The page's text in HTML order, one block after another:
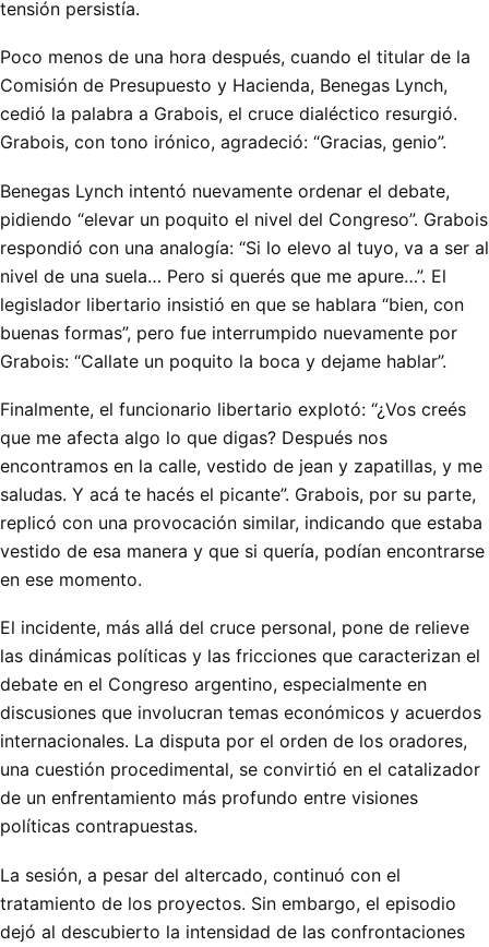
tensión persistía.
Poco menos de una hora después, cuando el titular de la
Comisión de Presupuesto y Hacienda, Benegas Lynch,
cedió la palabra a Grabois, el cruce dialéctico resurgió.
Grabois, con tono irónico, agradeció: “Gracias, genio”.
Benegas Lynch intentó nuevamente ordenar el debate,
pidiendo “elevar un poquito el nivel del Congreso”. Grabois
respondió con una analogía: “Si lo elevo al tuyo, va a ser al
nivel de una suela… Pero si querés que me apure…”. El
legislador libertario insistió en que se hablara “bien, con
buenas formas”, pero fue interrumpido nuevamente por
Grabois: “Callate un poquito la boca y dejame hablar”.
Finalmente, el funcionario libertario explotó: “¿Vos creés
que me afecta algo lo que digas? Después nos
encontramos en la calle, vestido de jean y zapatillas, y me
saludas. Y acá te hacés el picante”. Grabois, por su parte,
replicó con una provocación similar, indicando que estaba
vestido de esa manera y que si quería, podían encontrarse
en ese momento.
El incidente, más allá del cruce personal, pone de relieve
las dinámicas políticas y las fricciones que caracterizan el
debate en el Congreso argentino, especialmente en
discusiones que involucran temas económicos y acuerdos
internacionales. La disputa por el orden de los oradores,
una cuestión procedimental, se convirtió en el catalizador
de un enfrentamiento más profundo entre visiones
políticas contrapuestas.
La sesión, a pesar del altercado, continuó con el
tratamiento de los proyectos. Sin embargo, el episodio
dejó al descubierto la intensidad de las confrontaciones